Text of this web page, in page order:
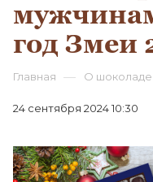
год Змеи
Главная — О шоколаде
24 сентября 2024 10:30